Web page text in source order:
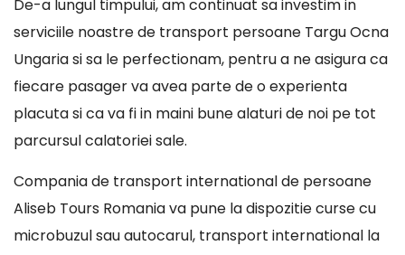
De-a lungul timpului, am continuat sa investim in
serviciile noastre de transport persoane Targu Ocna
Ungaria si sa le perfectionam, pentru a ne asigura ca
fiecare pasager va avea parte de o experienta
placuta si ca va fi in maini bune alaturi de noi pe tot
parcursul calatoriei sale.
Compania de transport international de persoane
Aliseb Tours Romania va pune la dispozitie curse cu
microbuzul sau autocarul, transport international la